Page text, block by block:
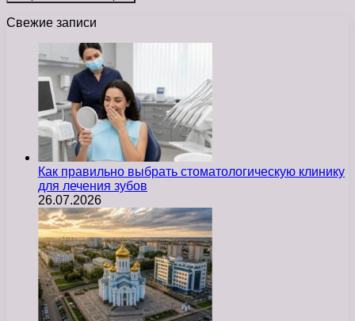
Свежие записи
Как правильно выбрать стоматологическую клинику
для лечения зубов
26.07.2026